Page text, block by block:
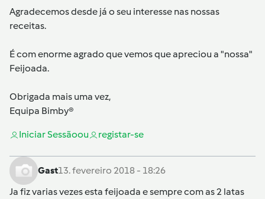
Agradecemos desde já o seu interesse nas nossas
receitas.
É com enorme agrado que vemos que apreciou a "nossa"
Feijoada.
Obrigada mais uma vez,
Equipa Bimby®
Iniciar Sessãoou registar-se
Gast13. fevereiro 2018 - 18:26
Ja fiz varias vezes esta feijoada e sempre com as 2 latas